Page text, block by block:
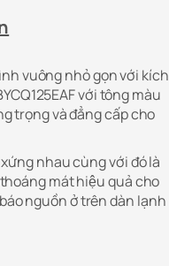
vuông nhỏ gọn với kích
với tông màu
trọng và đẳng cấp cho
nhau cùng với đó là
mát hiệu quả cho
nguồn ở trên dàn lạnh